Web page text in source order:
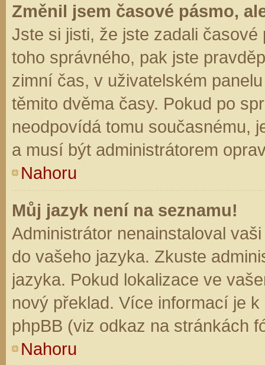
Změnil jsem časové pásmo,
Jste si jisti, že jste zadali
toho správného, pak jste
zimní čas, v uživatelském
těmito dvěma časy. Pokud po
neodpovídá tomu současnému,
a musí být administrátorem
Nahoru
Můj jazyk není na seznamu!
Administrátor nenainstaloval
do vašeho jazyka. Zkuste
jazyka. Pokud lokalizace ve
nový překlad. Více informací je
phpBB (viz odkaz na stránkách
Nahoru